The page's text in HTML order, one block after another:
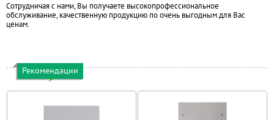
Сотрудничая с нами, Вы получаете высокопрофессиональное
обслуживание, качественную продукцию по очень выгодным для Вас
ценам.
Рекомендации